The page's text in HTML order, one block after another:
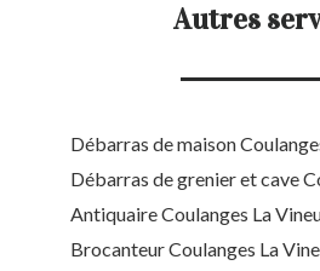
Autres
Débarras de maison
Débarras de grenier et cave
Antiquaire Coulanges La
Brocanteur Coulanges La